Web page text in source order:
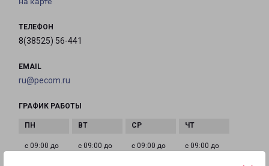
ТЕЛЕФОН
8(38525) 56-441
EMAIL
ru@pecom.ru
ГРАФИК РАБОТЫ
с 09:00 до
с 09:00 до
с 09:00 до
с 09:00 до